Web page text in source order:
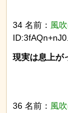
34 名前： 風
現実は息上が
36 名前： 風